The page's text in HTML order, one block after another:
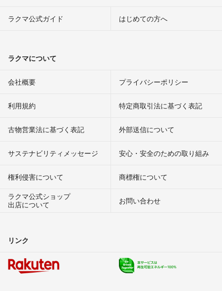
ラクマ公式ガイド はじめての方へ
ラクマについて
会社概要 プライバシーポリシー
利用規約 特定商取引法に基づく表記
古物営業法に基づく表記 外部送信について
サステナビリティメッセージ 安心・安全のための取り組み
権利侵害について
商標権について
ラクマ公式ショップ
出店について
お問い合わせ
リンク